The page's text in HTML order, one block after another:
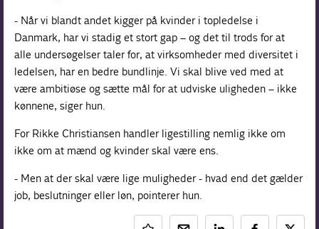
- Når vi blandt andet kigger på kvinder i topledelse i
Danmark, har vi stadig et stort gap – og det til trods for at
alle undersøgelser taler for, at virksomheder med diversitet i
ledelsen, har en bedre bundlinje. Vi skal blive ved med at
være ambitiøse og sætte mål for at udviske uligheden – ikke
kønnene, siger hun.
For Rikke Christiansen handler ligestilling nemlig ikke om
ikke om at mænd og kvinder skal være ens.
- Men at der skal være lige muligheder - hvad end det gælder
job, beslutninger eller løn, pointerer hun.